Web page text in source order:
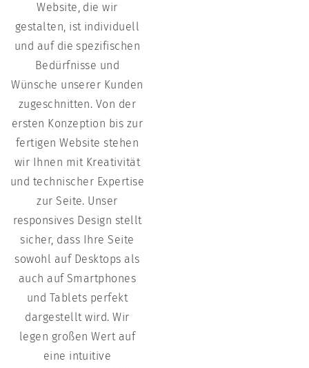
Website, die wir
gestalten, ist individuell
und auf die spezifischen
Bedürfnisse und
Wünsche unserer Kunden
zugeschnitten. Von der
ersten Konzeption bis zur
fertigen Website stehen
wir Ihnen mit Kreativität
und technischer Expertise
zur Seite. Unser
responsives Design stellt
sicher, dass Ihre Seite
sowohl auf Desktops als
auch auf Smartphones
und Tablets perfekt
dargestellt wird. Wir
legen großen Wert auf
eine intuitive